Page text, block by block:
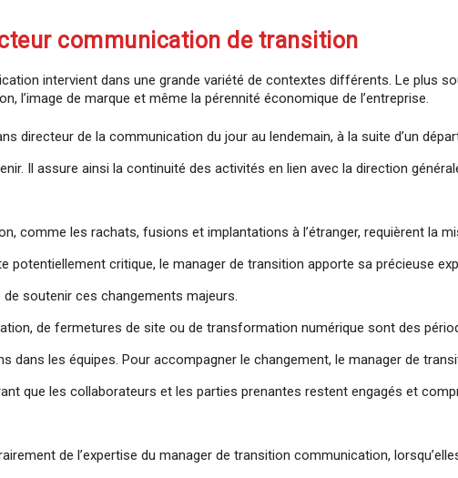
communication de transition
intervient dans une grande variété de contextes différents. Le plus
l’image de marque et même la pérennité économique de l’entreprise.
directeur de la communication du jour au lendemain, à la suite d’un
Il assure ainsi la continuité des activités en lien avec la direction
comme les rachats, fusions et implantations à l’étranger, requièrent la
potentiellement critique, le manager de transition apporte sa précieuse
soutenir ces changements majeurs.
de fermetures de site ou de transformation numérique sont des
dans les équipes. Pour accompagner le changement, le manager de
que les collaborateurs et les parties prenantes restent engagés et
de l’expertise du manager de transition communication,